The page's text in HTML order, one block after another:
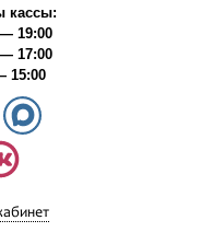
кассы:
19:00
17:00
15:00